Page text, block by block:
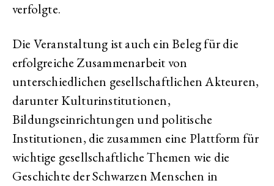
verfolgte.
Die Veranstaltung ist auch ein Beleg für die
erfolgreiche Zusammenarbeit von
unterschiedlichen gesellschaftlichen Akteuren,
darunter Kulturinstitutionen,
Bildungseinrichtungen und politische
Institutionen, die zusammen eine Plattform für
wichtige gesellschaftliche Themen wie die
Geschichte der Schwarzen Menschen in